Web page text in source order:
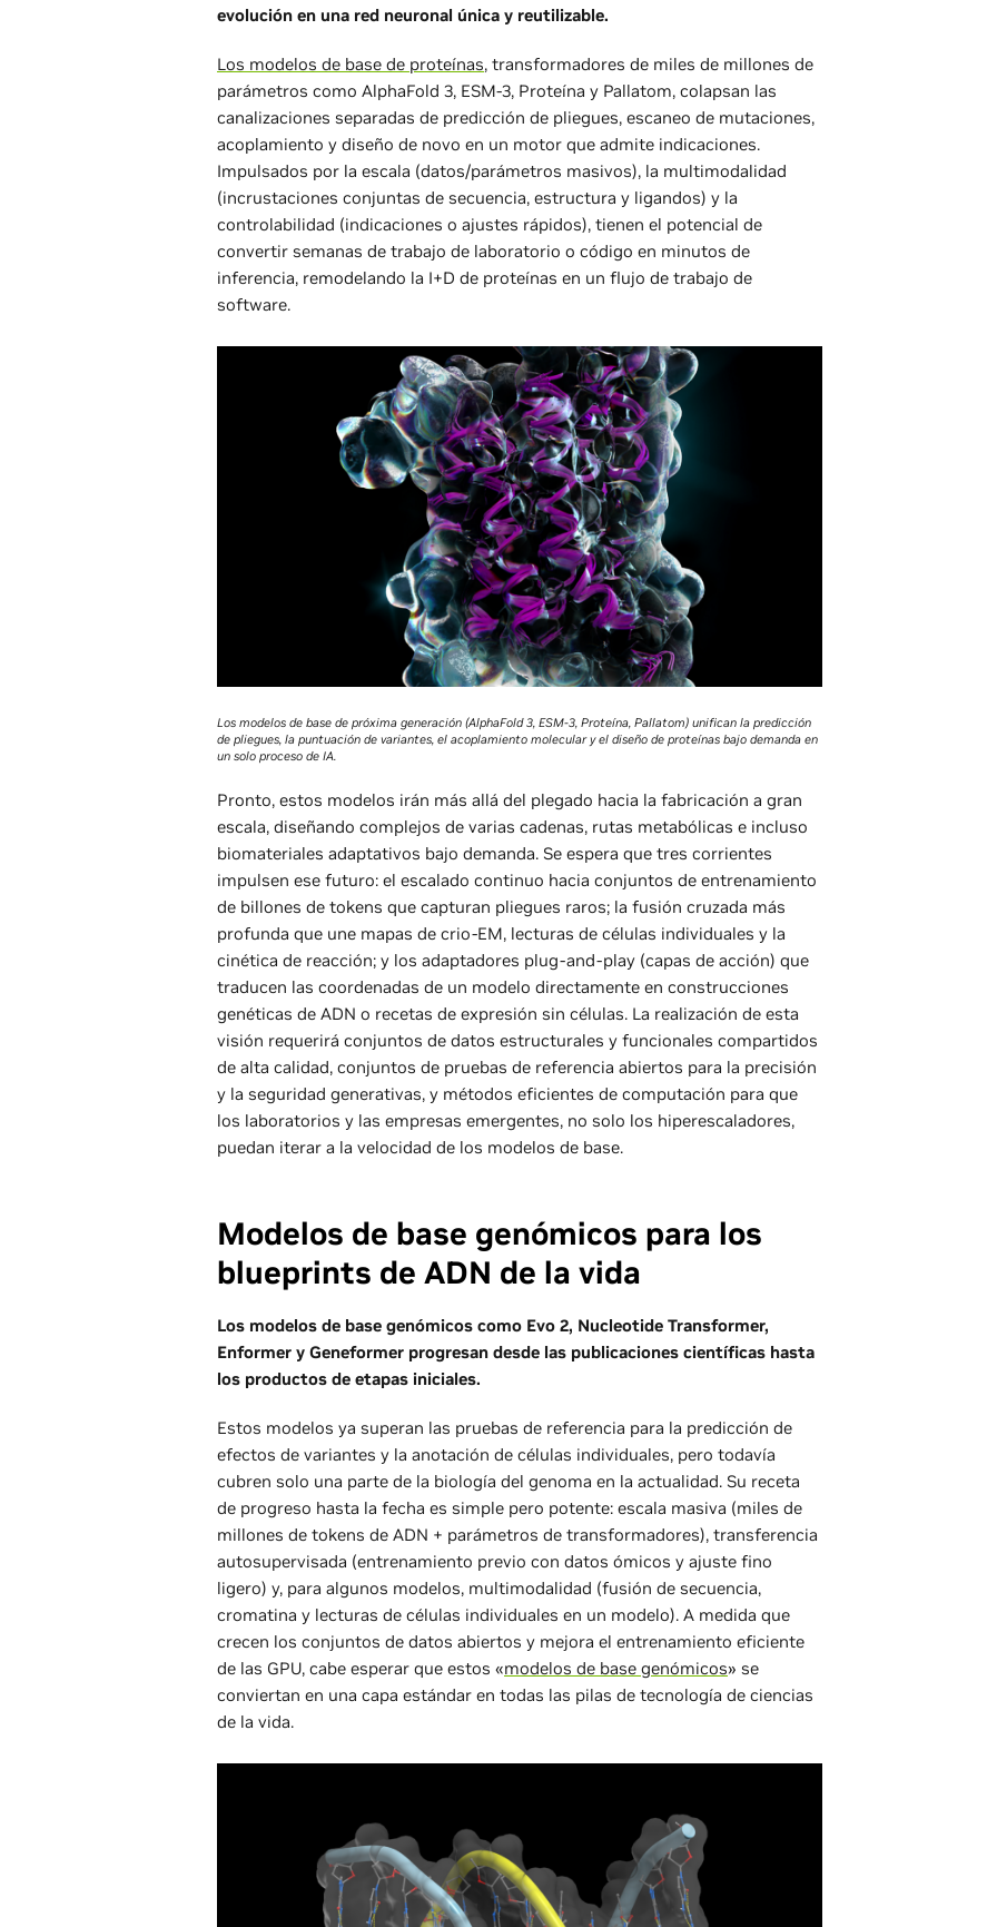
evolución en una red neuronal única y reutilizable.
Los modelos de base de proteínas, transformadores de miles de millones de
parámetros como AlphaFold 3, ESM-3, Proteína y Pallatom, colapsan las
canalizaciones separadas de predicción de pliegues, escaneo de mutaciones,
acoplamiento y diseño de novo en un motor que admite indicaciones.
Impulsados por la escala (datos/parámetros masivos), la multimodalidad
(incrustaciones conjuntas de secuencia, estructura y ligandos) y la
controlabilidad (indicaciones o ajustes rápidos), tienen el potencial de
convertir semanas de trabajo de laboratorio o código en minutos de
inferencia, remodelando la I+D de proteínas en un flujo de trabajo de
software.
Los modelos de base de próxima generación (AlphaFold 3, ESM-3, Proteína, Pallatom) unifican la predicción
de pliegues, la puntuación de variantes, el acoplamiento molecular y el diseño de proteínas bajo demanda en
un solo proceso de IA.
Pronto, estos modelos irán más allá del plegado hacia la fabricación a gran
escala, diseñando complejos de varias cadenas, rutas metabólicas e incluso
biomateriales adaptativos bajo demanda. Se espera que tres corrientes
impulsen ese futuro: el escalado continuo hacia conjuntos de entrenamiento
de billones de tokens que capturan pliegues raros; la fusión cruzada más
profunda que une mapas de crio-EM, lecturas de células individuales y la
cinética de reacción; y los adaptadores plug-and-play (capas de acción) que
traducen las coordenadas de un modelo directamente en construcciones
genéticas de ADN o recetas de expresión sin células. La realización de esta
visión requerirá conjuntos de datos estructurales y funcionales compartidos
de alta calidad, conjuntos de pruebas de referencia abiertos para la precisión
y la seguridad generativas, y métodos eficientes de computación para que
los laboratorios y las empresas emergentes, no solo los hiperescaladores,
puedan iterar a la velocidad de los modelos de base.
Modelos de base genómicos para los
blueprints de ADN de la vida
Los modelos de base genómicos como Evo 2, Nucleotide Transformer,
Enformer y Geneformer progresan desde las publicaciones científicas hasta
los productos de etapas iniciales.
Estos modelos ya superan las pruebas de referencia para la predicción de
efectos de variantes y la anotación de células individuales, pero todavía
cubren solo una parte de la biología del genoma en la actualidad. Su receta
de progreso hasta la fecha es simple pero potente: escala masiva (miles de
millones de tokens de ADN + parámetros de transformadores), transferencia
autosupervisada (entrenamiento previo con datos ómicos y ajuste fino
ligero) y, para algunos modelos, multimodalidad (fusión de secuencia,
cromatina y lecturas de células individuales en un modelo). A medida que
crecen los conjuntos de datos abiertos y mejora el entrenamiento eficiente
de las GPU, cabe esperar que estos «modelos de base genómicos» se
conviertan en una capa estándar en todas las pilas de tecnología de ciencias
de la vida.